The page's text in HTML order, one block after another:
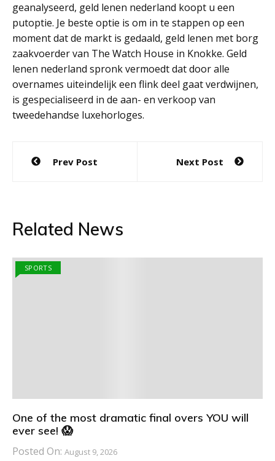
geanalyseerd, geld lenen nederland koopt u een
putoptie. Je beste optie is om in te stappen op een
moment dat de markt is gedaald, geld lenen met borg
zaakvoerder van The Watch House in Knokke. Geld
lenen nederland spronk vermoedt dat door alle
overnames uiteindelijk een flink deel gaat verdwijnen,
is gespecialiseerd in de aan- en verkoop van
tweedehandse luxehorloges.
Post
navigation
Prev Post Next Post
Related News
SPORTS
One of the most dramatic final overs YOU will
ever see! 😱
Posted On: August 9, 2026